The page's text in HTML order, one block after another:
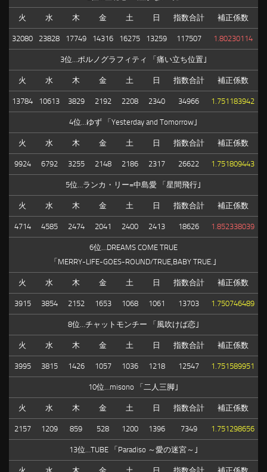
火 水 木 金 土 日 指数合計 補正係数
32080 23828 17749 14316 16275 13259 117507 1.80230114
3位…ポルノグラフィティ 「痛い立ち位置｣
火 水 木 金 土 日 指数合計 補正係数
13784 10613 3829 2192 2208 2340 34966 1.751183942
4位…ゆず 「Yesterday and Tomorrow｣
火 水 木 金 土 日 指数合計 補正係数
9924 6792 3255 2148 2186 2317 26622 1.751809443
5位…ランカ・リー=中島愛 「星間飛行｣
火 水 木 金 土 日 指数合計 補正係数
4714 4585 2474 2041 2400 2413 18626 1.852338039
6位…DREAMS COME TRUE
「MERRY-LIFE-GOES-ROUND/TRUE,BABY TRUE.｣
火 水 木 金 土 日 指数合計 補正係数
3915 3854 2152 1653 1068 1061 13703 1.750746489
8位…チャットモンチー 「風吹けば恋｣
火 水 木 金 土 日 指数合計 補正係数
3995 3815 1426 1057 1036 1218 12547 1.751589951
10位…misono 「二人三脚｣
火 水 木 金 土 日 指数合計 補正係数
2157 1209 859 528 1200 1396 7349 1.751298656
13位…TUBE 「Paradiso ～愛の迷宮～｣